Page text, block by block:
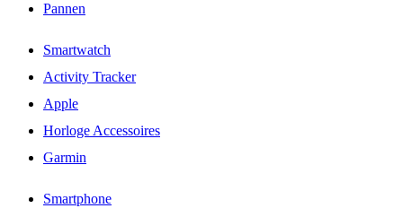
Pannen
Smartwatch
Activity Tracker
Apple
Horloge Accessoires
Garmin
Smartphone